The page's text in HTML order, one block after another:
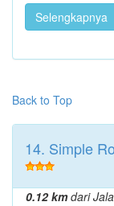
Selengkapnya
Back to Top
14. Simple
0.12 kmdari